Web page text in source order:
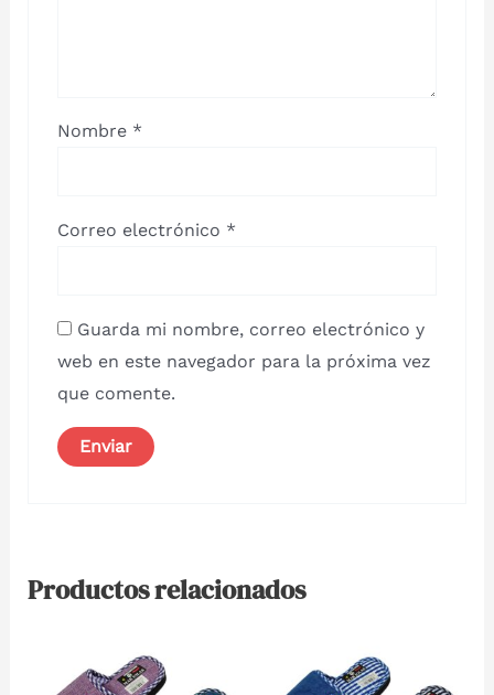
Nombre *
Correo electrónico *
Guarda mi nombre, correo electrónico y
web en este navegador para la próxima vez
que comente.
Productos relacionados